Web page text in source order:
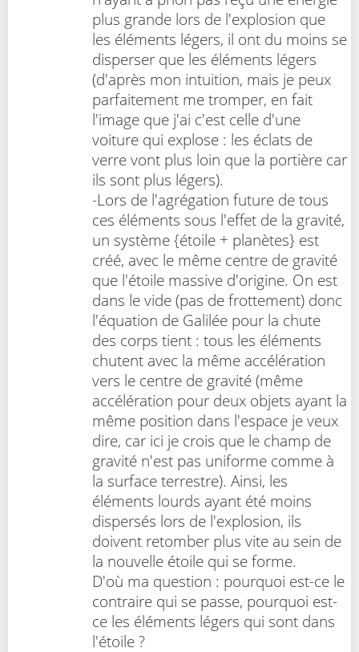
plus grande lors de l'explosion que
les éléments légers, il ont du moins se
disperser que les éléments légers
(d'après mon intuition, mais je peux
parfaitement me tromper, en fait
l'image que j'ai c'est celle d'une
voiture qui explose : les éclats de
verre vont plus loin que la portière car
ils sont plus légers).
-Lors de l'agrégation future de tous
ces éléments sous l'effet de la gravité,
un système {étoile + planètes} est
créé, avec le même centre de gravité
que l'étoile massive d'origine. On est
dans le vide (pas de frottement) donc
l'équation de Galilée pour la chute
des corps tient : tous les éléments
chutent avec la même accélération
vers le centre de gravité (même
accélération pour deux objets ayant la
même position dans l'espace je veux
dire, car ici je crois que le champ de
gravité n'est pas uniforme comme à
la surface terrestre). Ainsi, les
éléments lourds ayant été moins
dispersés lors de l'explosion, ils
doivent retomber plus vite au sein de
la nouvelle étoile qui se forme.
D'où ma question : pourquoi est-ce le
contraire qui se passe, pourquoi est-
ce les éléments légers qui sont dans
l'étoile ?